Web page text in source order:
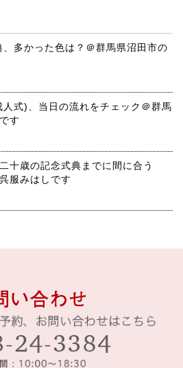
多かった色は？＠群馬県沼田市の
式)、当日の流れをチェック＠群馬
す
十歳の記念式典までに間に合う
服みはしです